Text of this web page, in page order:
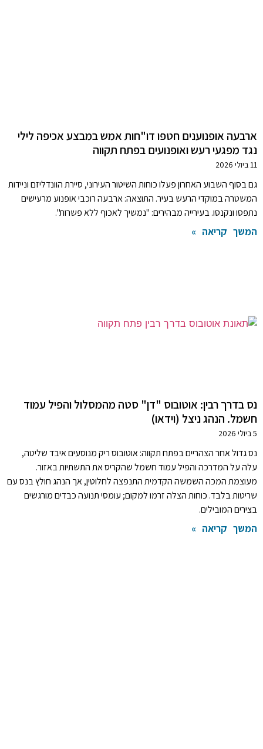
ארבעה אופנוענים חטפו דו"חות אמש במבצע אכיפה לילי
נגד מפגעי רעש ואופנועים בפתח תקווה
11 ביולי 2026
גם בסוף השבוע האחרון פעלו כוחות השיטור העירוני, סיירת הוונדליזם וניידות
המשטרה במוקדי הרעש בעיר. התוצאה: ארבעה רוכבי אופנוע מרעישים
נתפסו ונקנסו. בעירייה מבהירים: "נמשיך לאכוף ללא פשרות".
המשך קריאה »
נס בדרך רבין: אוטובוס "דן" סטה מהמסלול והפיל עמוד
חשמל. הנהג ניצל (וידאו)
5 ביולי 2026
נס גדול אחר הצהריים בפתח תקווה: אוטובוס ריק מנוסעים איבד שליטה,
עלה על המדרכה והפיל עמוד חשמל שהקריס את התשתיות באזור.
מעוצמת המכה השמשה הקדמית התנפצה לחלוטין, אך הנהג חולץ בנס עם
שריטות בלבד. כוחות הצלה זרמו למקום; עומסי תנועה כבדים מורגשים
בצירים המובילים.
המשך קריאה »